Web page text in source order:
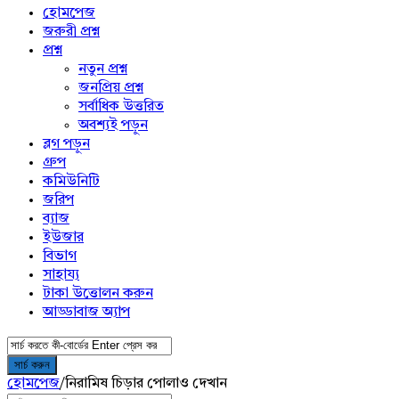
menu
হোমপেজ
জরুরী প্রশ্ন
প্রশ্ন
নতুন প্রশ্ন
জনপ্রিয় প্রশ্ন
সর্বাধিক উত্তরিত
অবশ্যই পড়ুন
ব্লগ পড়ুন
গ্রুপ
কমিউনিটি
জরিপ
ব্যাজ
ইউজার
বিভাগ
সাহায্য
টাকা উত্তোলন করুন
আড্ডাবাজ অ্যাপ
হোমপেজ/নিরামিষ চিড়ার পোলাও দেখান